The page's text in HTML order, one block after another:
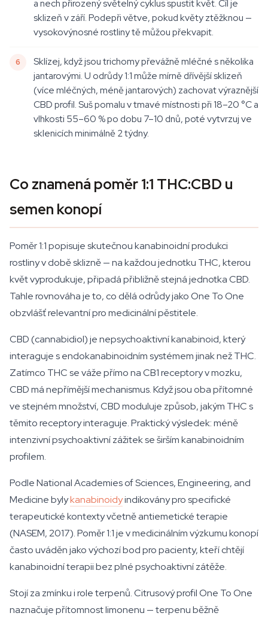
a nech přirozený světelný cyklus spustit květ. Cíl je
sklizeň v září. Podepři větve, pokud květy ztěžknou —
vysokovýnosné rostliny tě můžou překvapit.
Sklízej, když jsou trichomy převážně mléčné s několika
jantarovými. U odrůdy 1:1 může mírně dřívější sklizeň
(více mléčných, méně jantarových) zachovat výraznější
CBD profil. Suš pomalu v tmavé místnosti při 18–20 °C a
vlhkosti 55–60 % po dobu 7–10 dnů, poté vytvrzuj ve
sklenicích minimálně 2 týdny.
Co znamená poměr 1:1 THC:CBD u
semen konopí
Poměr 1:1 popisuje skutečnou kanabinoidní produkci
rostliny v době sklizně — na každou jednotku THC, kterou
květ vyprodukuje, připadá přibližně stejná jednotka CBD.
Tahle rovnováha je to, co dělá odrůdy jako One To One
obzvlášť relevantní pro medicinální pěstitele.
CBD (cannabidiol) je nepsychoaktivní kanabinoid, který
interaguje s endokanabinoidním systémem jinak než THC.
Zatímco THC se váže přímo na CB1 receptory v mozku,
CBD má nepřímější mechanismus. Když jsou oba přítomné
ve stejném množství, CBD moduluje způsob, jakým THC s
těmito receptory interaguje. Praktický výsledek: méně
intenzivní psychoaktivní zážitek se širším kanabinoidním
profilem.
Podle National Academies of Sciences, Engineering, and
Medicine bylykanabinoidyindikovány pro specifické
terapeutické kontexty včetně antiemetické terapie
(NASEM, 2017). Poměr 1:1 je v medicinálním výzkumu konopí
často uváděn jako výchozí bod pro pacienty, kteří chtějí
kanabinoidní terapii bez plné psychoaktivní zátěže.
Stojí za zmínku i role terpenů. Citrusový profil One To One
naznačuje přítomnost limonenu — terpenu běžně